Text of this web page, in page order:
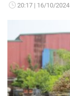
20:17 16/10/2024